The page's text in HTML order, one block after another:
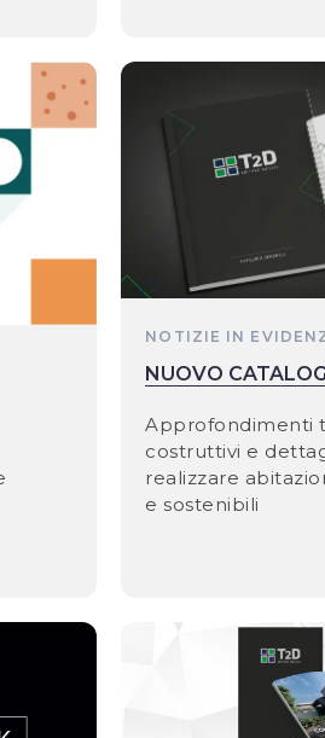
NOTIZIE IN
NUOVO
Approfondimenti
costruttivi e
realizzare
e sostenibili